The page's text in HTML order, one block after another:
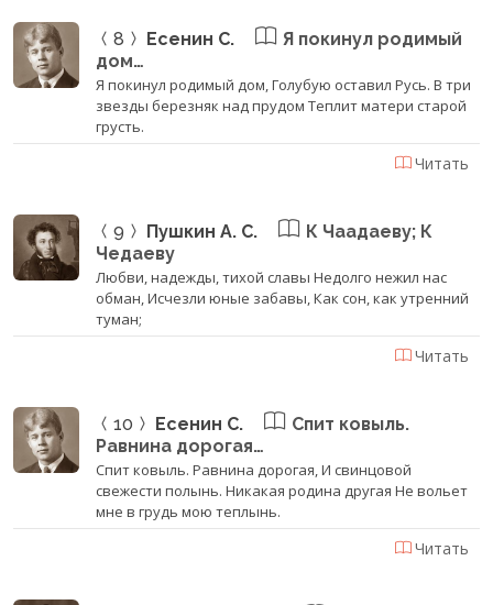
8 Есенин С.
Я покинул родимый
дом…
Я покинул родимый дом, Голубую оставил Русь. В три
звезды березняк над прудом Теплит матери старой
грусть.
Читать
9 Пушкин А. С.
К Чаадаеву; К
Чедаеву
Любви, надежды, тихой славы Недолго нежил нас
обман, Исчезли юные забавы, Как сон, как утренний
туман;
Читать
10 Есенин С.
Спит ковыль.
Равнина дорогая…
Спит ковыль. Равнина дорогая, И свинцовой
свежести полынь. Никакая родина другая Не вольет
мне в грудь мою теплынь.
Читать